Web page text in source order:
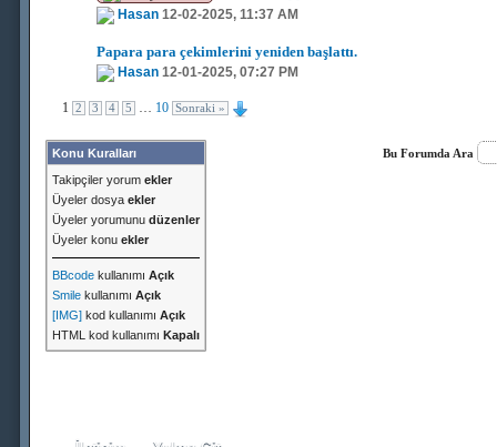
Hasan 12-02-2025, 11:37 AM
Papara para çekimlerini yeniden başlattı.
Hasan 12-01-2025, 07:27 PM
1 2 3 4 5 … 10 Sonraki »
Konu Kuralları
Takipçiler yorum ekler
Üyeler dosya ekler
Üyeler yorumunu düzenler
Üyeler konu ekler
BBcode kullanımı Açık
Smile kullanımı Açık
[IMG] kod kullanımı Açık
HTML kod kullanımı Kapalı
Bu Forumda Ara